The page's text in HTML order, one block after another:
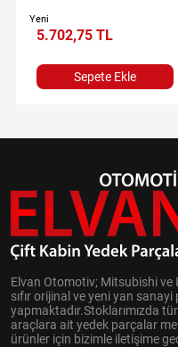
Yeni
5.702,75 TL
Sepete Ekle
Elvan Otomotiv; Mitsubishi ve
sıfır orijinal ve yeni yan sanayi
yapmaktadır.Stoklarımızda
araçlara ait yedek parçalar
ürünler için bizimle iletişime